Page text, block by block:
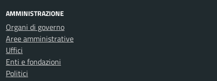
AMMINISTRAZIONE
Organi di governo
Aree amministrative
Uffici
Enti e fondazioni
Politici